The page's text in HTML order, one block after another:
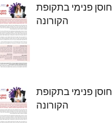
חוסן פנימי בתקופת
הקורונה
חוסן פנימי בתקופת
הקורונה